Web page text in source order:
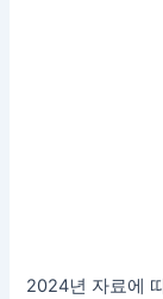
2024년 자료에